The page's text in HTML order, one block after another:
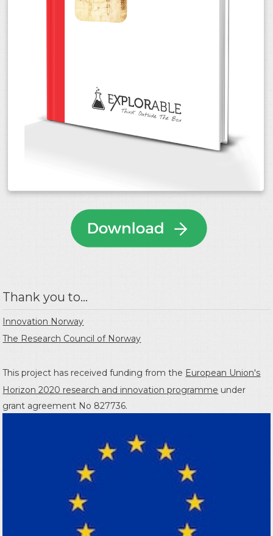
Thank you to...
Innovation Norway
The Research Council of Norway
This project has received funding from the European Union's
Horizon 2020 research and innovation programme under
grant agreement No 827736.